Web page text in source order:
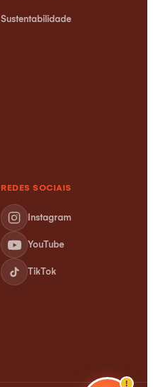
Sustentabilidade
REDES SOCIAIS
Instagram
YouTube
TikTok
!